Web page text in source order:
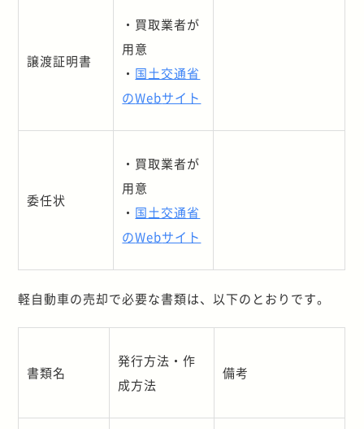
譲渡証明書
・買取業者が
用意
・ 国土交通省
のWebサイト
委任状
・買取業者が
用意
・ 国土交通省
のWebサイト
軽自動車の売却で必要な書類は、以下のとおりです。
書類名
発行方法・作
成方法
備考